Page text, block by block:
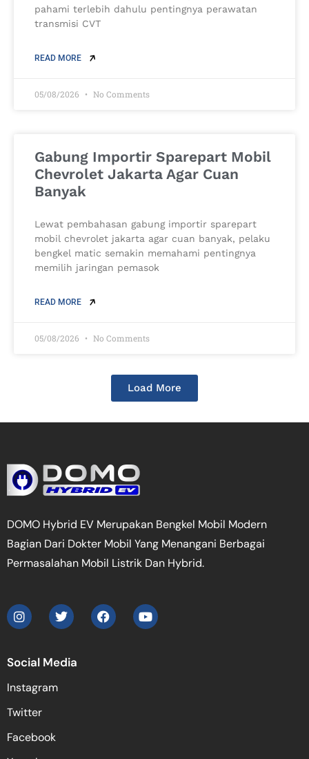
pahami terlebih dahulu pentingnya perawatan
transmisi CVT
READ MORE
05/08/2026 No Comments
Gabung Importir Sparepart Mobil
Chevrolet Jakarta Agar Cuan
Banyak
Lewat pembahasan gabung importir sparepart
mobil chevrolet jakarta agar cuan banyak, pelaku
bengkel matic semakin memahami pentingnya
memilih jaringan pemasok
READ MORE
05/08/2026 No Comments
Load More
DOMO Hybrid EV Merupakan Bengkel Mobil Modern
Bagian Dari Dokter Mobil Yang Menangani Berbagai
Permasalahan Mobil Listrik Dan Hybrid.
Social Media
Instagram
Twitter
Facebook